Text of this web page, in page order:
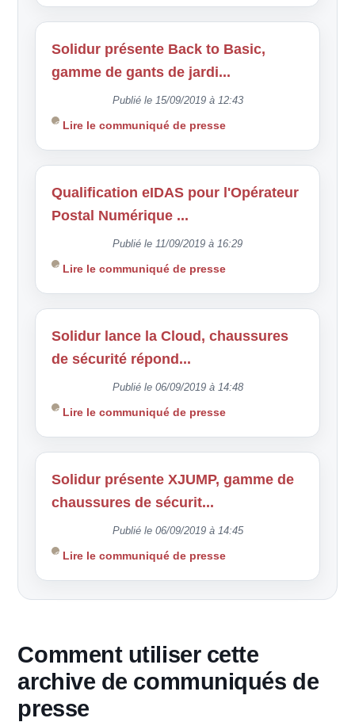
Solidur présente Back to Basic,
gamme de gants de jardi...
Publié le 15/09/2019 à 12:43
Lire le communiqué de presse
Qualification eIDAS pour l'Opérateur
Postal Numérique ...
Publié le 11/09/2019 à 16:29
Lire le communiqué de presse
Solidur lance la Cloud, chaussures
de sécurité répond...
Publié le 06/09/2019 à 14:48
Lire le communiqué de presse
Solidur présente XJUMP, gamme de
chaussures de sécurit...
Publié le 06/09/2019 à 14:45
Lire le communiqué de presse
Comment utiliser cette
archive de communiqués de
presse